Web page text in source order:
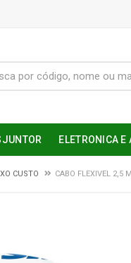
ELETRONICA E
CUSTO CABO FLEXIVEL 2,5